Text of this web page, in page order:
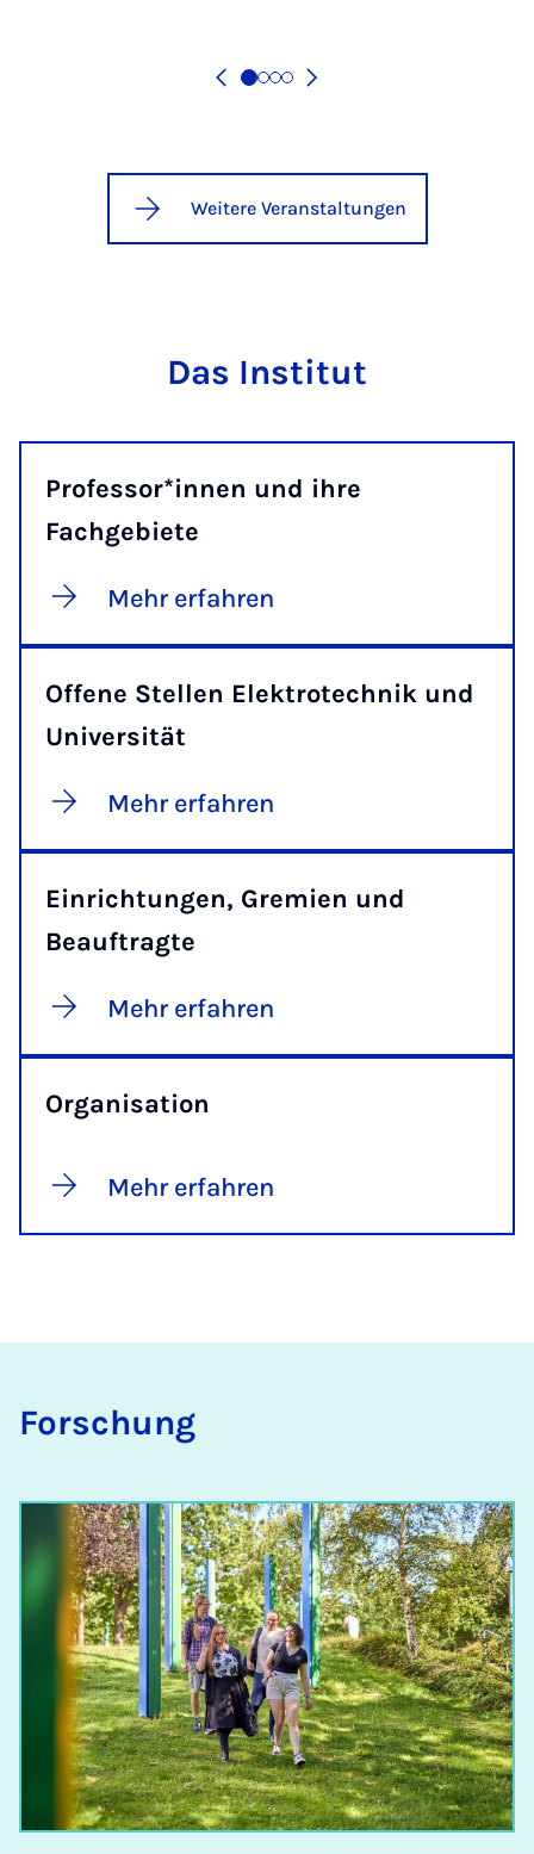
Weitere Veranstaltungen
Das Institut
Professor*innen und ihre
Fachgebiete
Mehr erfahren
Offene Stellen Elektrotechnik und
Universität
Mehr erfahren
Einrichtungen, Gremien und
Beauftragte
Mehr erfahren
Organisation
Mehr erfahren
For­schung